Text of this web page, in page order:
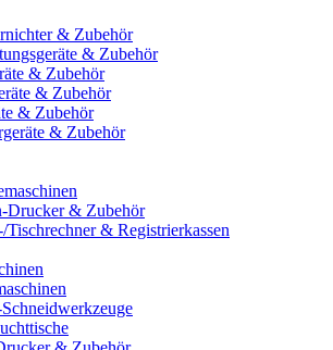
& Zubehör
& Zubehör
& Zubehör
& Zubehör
& Zubehör
& Zubehör
Drucker & Zubehör
Tischrechner & Registrierkassen